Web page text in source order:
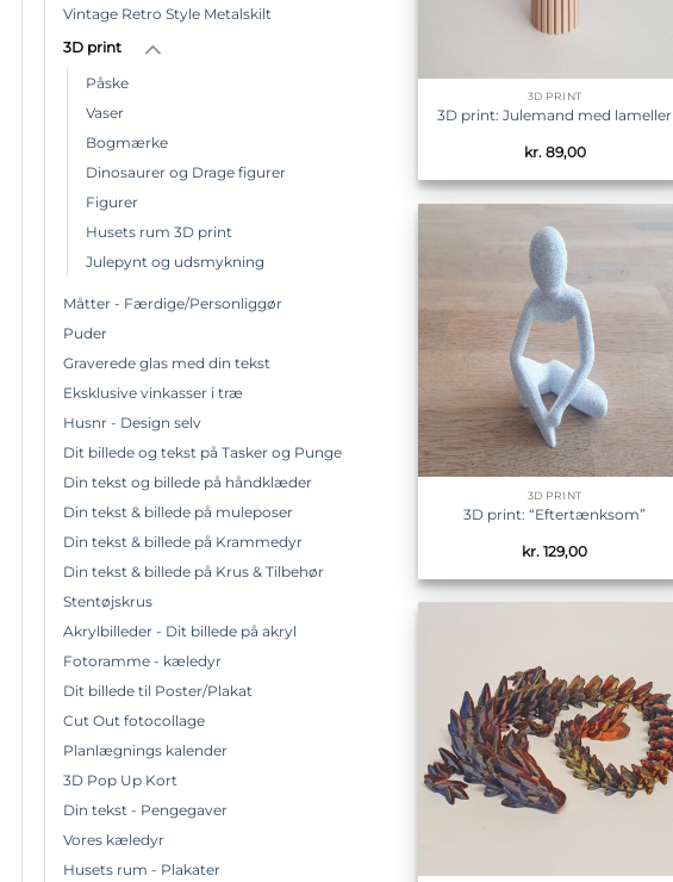
Vintage Retro Style Metalskilt
3D print
Påske
Vaser
Bogmærke
Dinosaurer og Drage figurer
Figurer
Husets rum 3D print
Julepynt og udsmykning
Måtter - Færdige/Personliggør
Puder
Graverede glas med din tekst
Eksklusive vinkasser i træ
Husnr - Design selv
Dit billede og tekst på Tasker og Punge
Din tekst og billede på håndklæder
Din tekst & billede på muleposer
Din tekst & billede på Krammedyr
Din tekst & billede på Krus & Tilbehør
Stentøjskrus
Akrylbilleder - Dit billede på akryl
Fotoramme - kæledyr
Dit billede til Poster/Plakat
Cut Out fotocollage
Planlægnings kalender
3D Pop Up Kort
Din tekst - Pengegaver
Vores kæledyr
Husets rum - Plakater
3D PRINT
3D print: Julemand med lameller
kr.89,00
3D PRINT
3D print: “Eftertænksom”
kr. 129,00
ønskeliste